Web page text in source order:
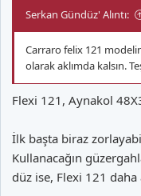
Serkan Gündüz' Alıntı:
Carraro felix 121
olarak aklımda kalsın.
Flexi 121, Aynakol
İlk başta biraz
Kullanacağın
düz ise, Flexi 121 daha